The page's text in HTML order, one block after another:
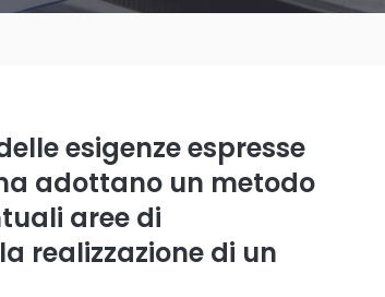
esigenze espresse
adottano un metodo
aree di
realizzazione di un